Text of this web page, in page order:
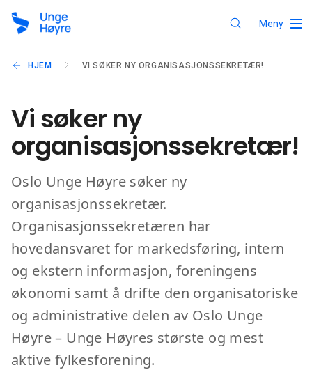
Meny
HJEM VI SØKER NY ORGANISASJONSSEKRETÆR!
Vi søker ny
organisasjonssekretær!
Oslo Unge Høyre søker ny
organisasjonssekretær.
Organisasjonssekretæren har
hovedansvaret for markedsføring, intern
og ekstern informasjon, foreningens
økonomi samt å drifte den organisatoriske
og administrative delen av Oslo Unge
Høyre – Unge Høyres største og mest
aktive fylkesforening.